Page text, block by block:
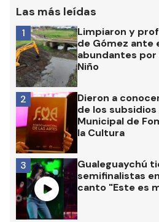
Las más leídas
Limpiaron y
de Gómez ante
abundantes por
Niño
1
Dieron a
de los
Municipal de
la Cultura
2
Gualeguaychú
semifinalistas
canto "Este es
3